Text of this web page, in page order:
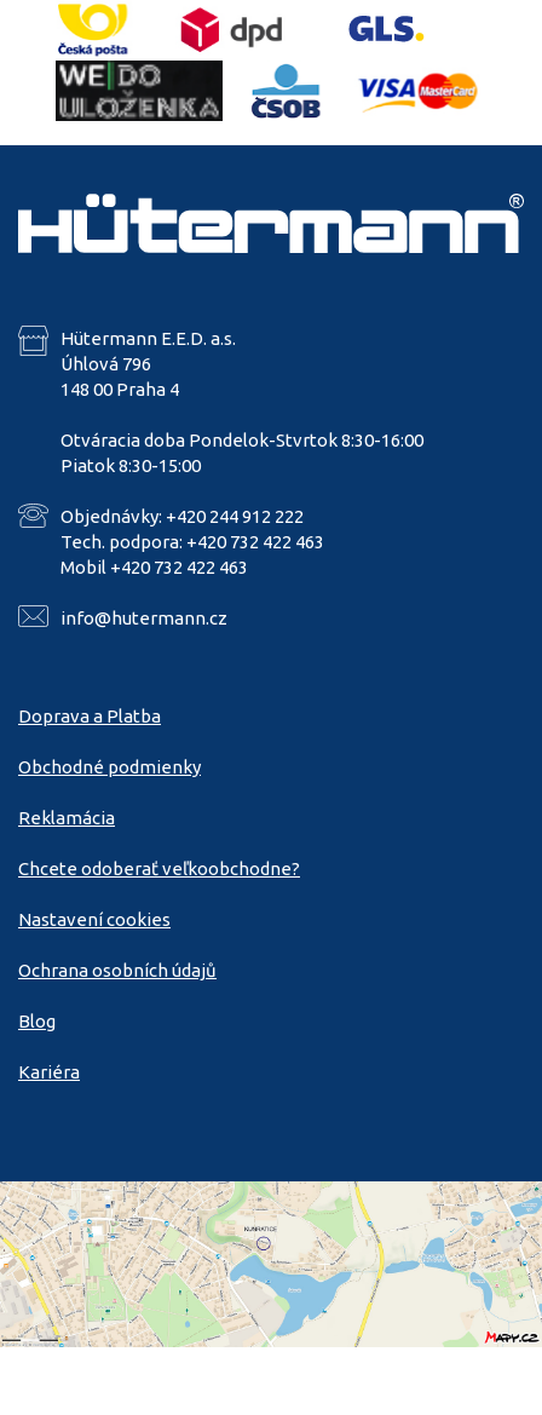
Hütermann E.E.D. a.s.
Úhlová 796
148 00 Praha 4
Otváracia doba Pondelok-Stvrtok 8:30-16:00
Piatok 8:30-15:00
Objednávky: +420 244 912 222
Tech. podpora: +420 732 422 463
Mobil +420 732 422 463
info@hutermann.cz
Doprava a Platba
Obchodné podmienky
Reklamácia
Chcete odoberať veľkoobchodne?
Nastavení cookies
Ochrana osobních údajů
Blog
Kariéra